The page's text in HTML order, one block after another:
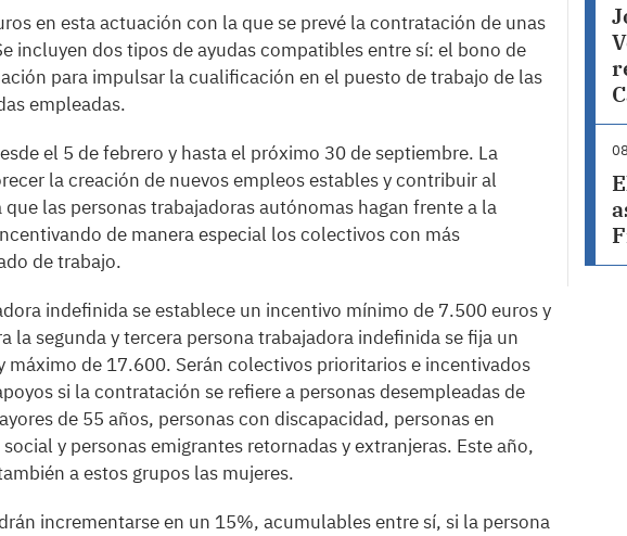
en esta actuación con la que se prevé la contratación de unas
incluyen dos tipos de ayudas compatibles entre sí: el bono de
para impulsar la cualificación en el puesto de trabajo de las
empleadas.
el 5 de febrero y hasta el próximo 30 de septiembre. La
la creación de nuevos empleos estables y contribuir al
las personas trabajadoras autónomas hagan frente a la
de manera especial los colectivos con más
de trabajo.
indefinida se establece un incentivo mínimo de 7.500 euros y
la segunda y tercera persona trabajadora indefinida se fija un
máximo de 17.600. Serán colectivos prioritarios e incentivados
si la contratación se refiere a personas desempleadas de
de 55 años, personas con discapacidad, personas en
y personas emigrantes retornadas y extranjeras. Este año,
a estos grupos las mujeres.
incrementarse en un 15%, acumulables entre sí, si la persona